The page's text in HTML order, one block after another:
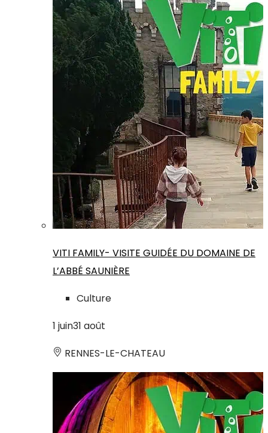
VITI FAMILY- VISITE GUIDÉE DU DOMAINE DE
L’ABBÉ SAUNIÈRE
Culture
1 juin31 août
RENNES-LE-CHATEAU